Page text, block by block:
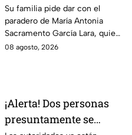
Alejandra Martín del
Campo Medina,
desaparecida en
Guanajuato
Su familia pide dar con el
paradero de María Antonia
Sacramento García Lara, quien
fue vista por última vez el 4 de
08 agosto, 2026
¡Alerta! Dos personas
presuntamente se